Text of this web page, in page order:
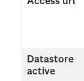
Datastore
active